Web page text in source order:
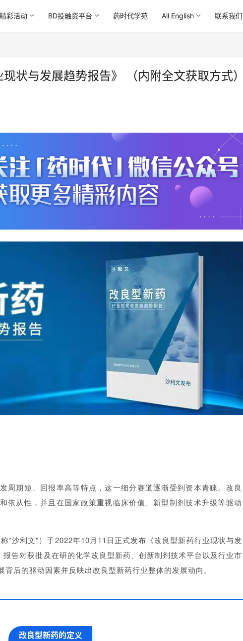
精彩活动 BD投融资平台 药时代学苑 All English 联系我们
状与发展趋势报告》 （内附全文获取方式）
周期短、回报率高等特点，这一细分赛道逐渐受到资本青睐。改良
依从性，并且在国家政策重视临床价值、新型制剂技术升级等驱动
“沙利文”）于2022年10月11日正式发布《改良型新药行业现状与发
报告对获批及在研的化学改良型新药、创新制剂技术平台以及行业市
后的驱动因素并反映出改良型新药行业整体的发展动向。
改良型新药的定义